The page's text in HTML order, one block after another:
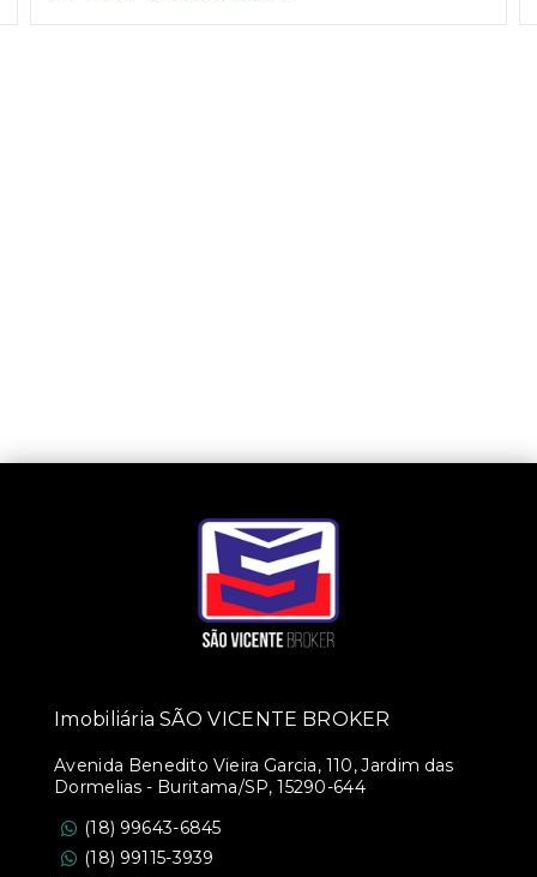
Imobiliária SÃO VICENTE BROKER
Avenida Benedito Vieira Garcia, 110, Jardim das
Dormelias - Buritama/SP, 15290-644
(18) 99643-6845
(18) 99115-3939